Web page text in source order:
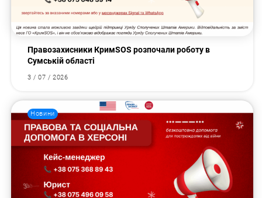
Правозахисники КримSOS розпочали роботу в
Сумській області
3 / 07 / 2026
Новини